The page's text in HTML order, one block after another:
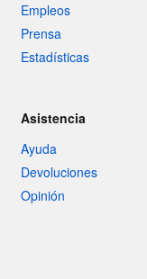
Empleos
Prensa
Estadísticas
Asistencia
Ayuda
Devoluciones
Opinión